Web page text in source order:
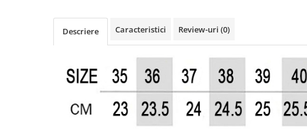
Descriere Caracteristici Review-uri (0)